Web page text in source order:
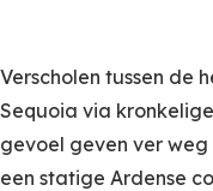
Verscholen tussen de
Sequoia via
gevoel geven ver
een statige Ardense